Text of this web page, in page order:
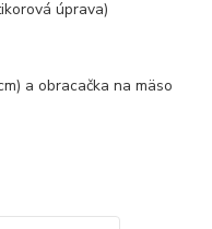
úprava)
a obracačka na mäso